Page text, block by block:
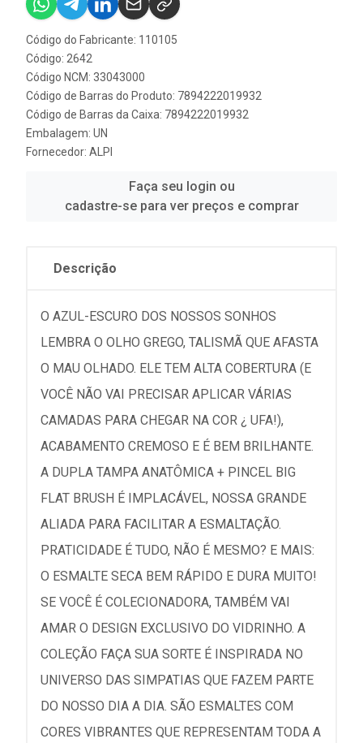
Código do Fabricante: 110105
Código: 2642
Código NCM: 33043000
Código de Barras do Produto: 7894222019932
Código de Barras da Caixa: 7894222019932
Embalagem: UN
Fornecedor: ALPI
Faça seu login ou
cadastre-se para ver preços e comprar
Descrição
O AZUL-ESCURO DOS NOSSOS SONHOS
LEMBRA O OLHO GREGO, TALISMÃ QUE AFASTA
O MAU OLHADO. ELE TEM ALTA COBERTURA (E
VOCÊ NÃO VAI PRECISAR APLICAR VÁRIAS
CAMADAS PARA CHEGAR NA COR ¿ UFA!),
ACABAMENTO CREMOSO E É BEM BRILHANTE.
A DUPLA TAMPA ANATÔMICA + PINCEL BIG
FLAT BRUSH É IMPLACÁVEL, NOSSA GRANDE
ALIADA PARA FACILITAR A ESMALTAÇÃO.
PRATICIDADE É TUDO, NÃO É MESMO? E MAIS:
O ESMALTE SECA BEM RÁPIDO E DURA MUITO!
SE VOCÊ É COLECIONADORA, TAMBÉM VAI
AMAR O DESIGN EXCLUSIVO DO VIDRINHO. A
COLEÇÃO FAÇA SUA SORTE É INSPIRADA NO
UNIVERSO DAS SIMPATIAS QUE FAZEM PARTE
DO NOSSO DIA A DIA. SÃO ESMALTES COM
CORES VIBRANTES QUE REPRESENTAM TODA A